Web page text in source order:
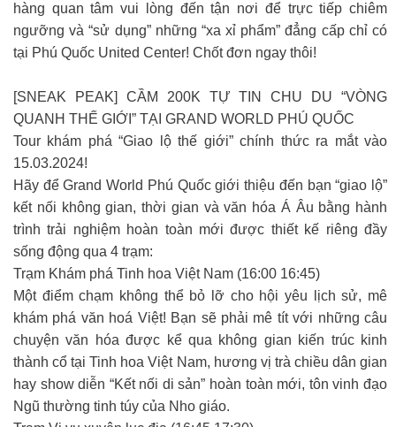
hàng quan tâm vui lòng đến tận nơi để trực tiếp chiêm
ngưỡng và “sử dụng” những “xa xỉ phẩm” đẳng cấp chỉ có
tại Phú Quốc United Center! Chốt đơn ngay thôi!
[SNEAK PEAK] CẦM 200K TỰ TIN CHU DU “VÒNG
QUANH THẾ GIỚI” TẠI GRAND WORLD PHÚ QUỐC
Tour khám phá “Giao lộ thế giới” chính thức ra mắt vào
15.03.2024!
Hãy để Grand World Phú Quốc giới thiệu đến bạn “giao lộ”
kết nối không gian, thời gian và văn hóa Á Âu bằng hành
trình trải nghiệm hoàn toàn mới được thiết kế riêng đầy
sống động qua 4 trạm:
Trạm Khám phá Tinh hoa Việt Nam (16:00 16:45)
Một điểm chạm không thể bỏ lỡ cho hội yêu lịch sử, mê
khám phá văn hoá Việt! Bạn sẽ phải mê tít với những câu
chuyện văn hóa được kể qua không gian kiến trúc kinh
thành cổ tại Tinh hoa Việt Nam, hương vị trà chiều dân gian
hay show diễn “Kết nối di sản” hoàn toàn mới, tôn vinh đạo
Ngũ thường tinh túy của Nho giáo.